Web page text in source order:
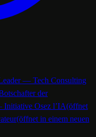
— Tech Consulting
der
Initiative Osez l’IA(öffnet
(öffnet in einem neuen